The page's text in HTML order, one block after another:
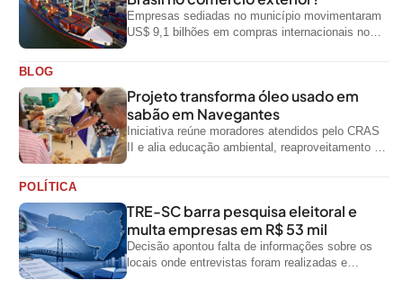
Empresas sediadas no município movimentaram
US$ 9,1 bilhões em compras internacionais no
BLOG
Projeto transforma óleo usado em
sabão em Navegantes
Iniciativa reúne moradores atendidos pelo CRAS
II e alia educação ambiental, reaproveitamento de
POLÍTICA
TRE-SC barra pesquisa eleitoral e
multa empresas em R$ 53 mil
Decisão apontou falta de informações sobre os
locais onde entrevistas foram realizadas e